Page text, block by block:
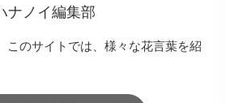
ナノイ編集部
このサイトでは、様々な花言葉を紹